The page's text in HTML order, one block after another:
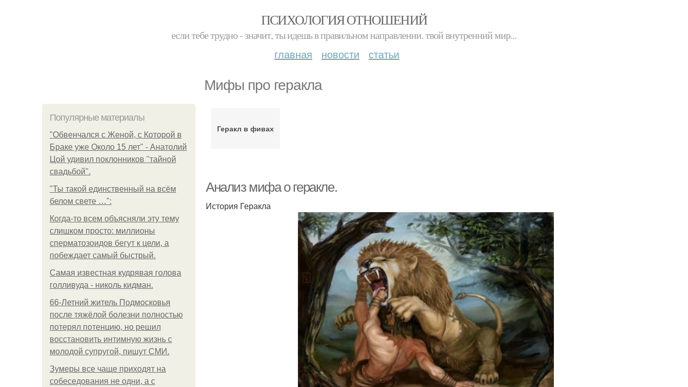
ПСИХОЛОГИЯ ОТНОШЕНИЙ
если тебе трудно - значит, ты идешь в правильном направлении. твой внутренний мир...
главная новости статьи
Мифы про геракла
Популярные материалы
"Обвенчался с Женой, с Которой в
Браке уже Около 15 лет" - Анатолий
Цой удивил поклонников "тайной
свадьбой".
"Ты такой единственный на всём
белом свете …":
Когда-то всем объясняли эту тему
слишком просто: миллионы
сперматозоидов бегут к цели, а
побеждает самый быстрый.
Самая известная кудрявая голова
голливуда - николь кидман.
66-Летний житель Подмосковья
после тяжёлой болезни полностью
потерял потенцию, но решил
восстановить интимную жизнь с
молодой супругой, пишут СМИ.
Зумеры все чаще приходят на
собеседования не одни, а с
Геракл в фивах
Анализ мифа о геракле.
История Геракла